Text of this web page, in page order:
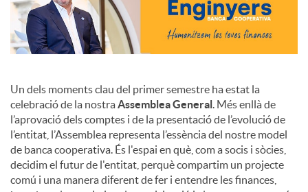
Un dels moments clau del primer semestre ha estat la
celebració de la nostra Assemblea General . Més enllà de
l’aprovació dels comptes i de la presentació de l’evolució de
l’entitat, l’Assemblea representa l’essència del nostre model
de banca cooperativa. És l'espai en què, com a socis i sòcies,
decidim el futur de l'entitat, perquè compartim un projecte
comú i una manera diferent de fer i entendre les finances,